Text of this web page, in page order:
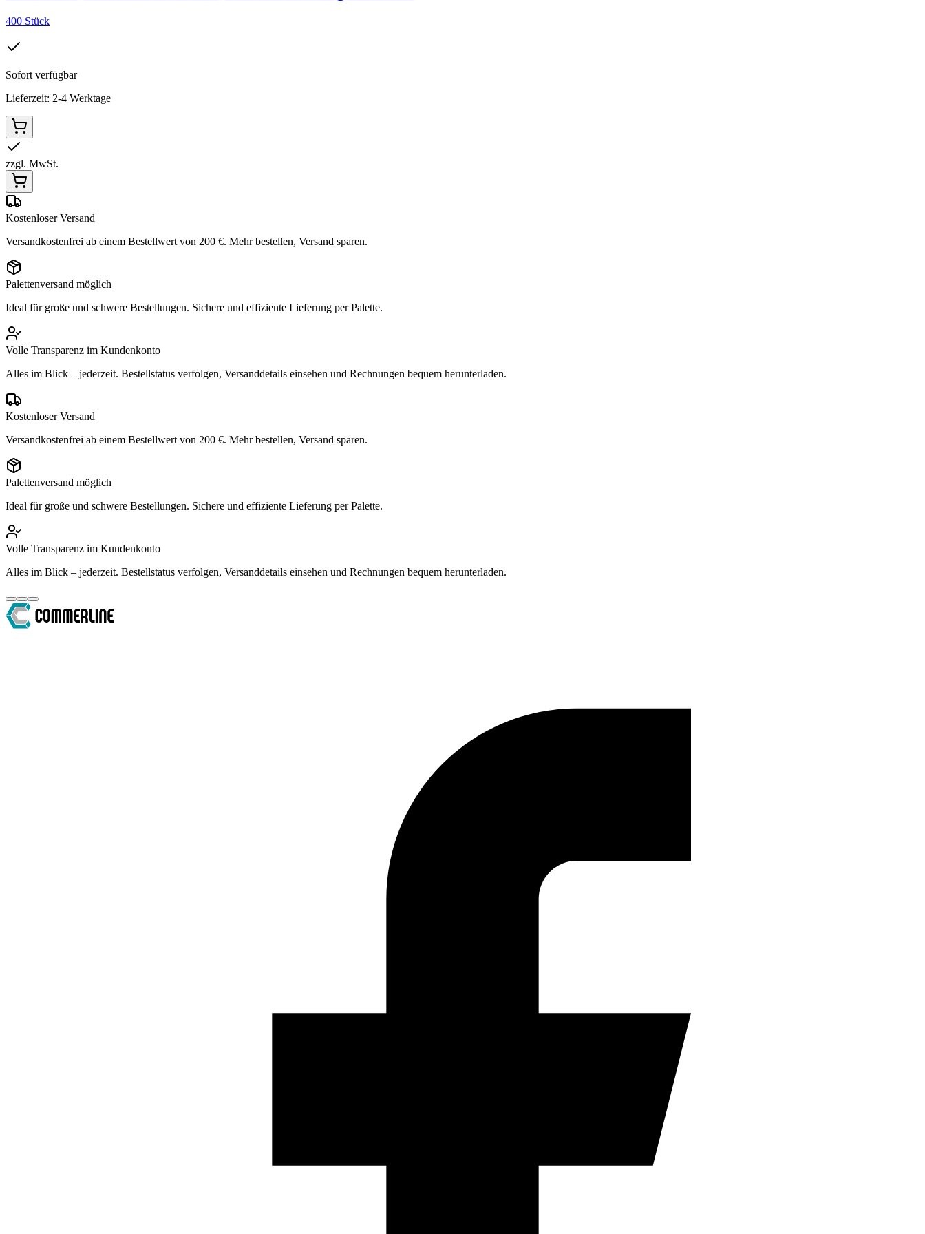
400 Stück
Sofort verfügbar
Lieferzeit: 2-4 Werktage
zzgl. MwSt.
Kostenloser Versand
Versandkostenfrei ab einem Bestellwert von 200 €. Mehr bestellen, Versand sparen.
Palettenversand möglich
Ideal für große und schwere Bestellungen. Sichere und effiziente Lieferung per Palette.
Volle Transparenz im Kundenkonto
Alles im Blick – jederzeit. Bestellstatus verfolgen, Versanddetails einsehen und Rechnungen bequem herunterladen.
Kostenloser Versand
Versandkostenfrei ab einem Bestellwert von 200 €. Mehr bestellen, Versand sparen.
Palettenversand möglich
Ideal für große und schwere Bestellungen. Sichere und effiziente Lieferung per Palette.
Volle Transparenz im Kundenkonto
Alles im Blick – jederzeit. Bestellstatus verfolgen, Versanddetails einsehen und Rechnungen bequem herunterladen.